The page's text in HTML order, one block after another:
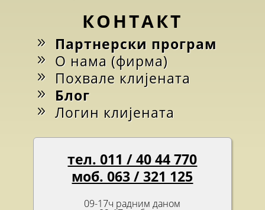
КОНТАКТ
Партнерски програм
О нама (фирма)
Похвале клијената
Блог
Логин клијената
тел. 011 / 40 44 770
моб. 063 / 321 125
09-17ч радним даном